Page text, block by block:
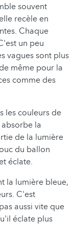
souvent
recèle en
Chaque
un peu
vagues sont plus
même pour la
comme des
les couleurs de
la
de la lumière
du ballon
éclate.
la lumière bleue,
C'est
aussi vite que
éclate plus